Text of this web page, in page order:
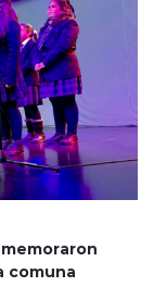
comuna